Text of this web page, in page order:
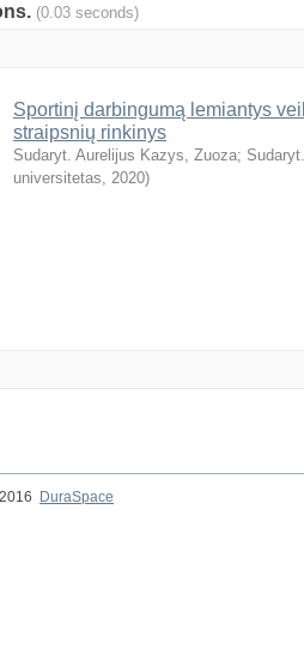
(0.03 seconds)
Sportinį darbingumą lemiantys
straipsnių rinkinys
Sudaryt. Aurelijus Kazys, Zuoza;
universitetas, 2020)
DuraSpace